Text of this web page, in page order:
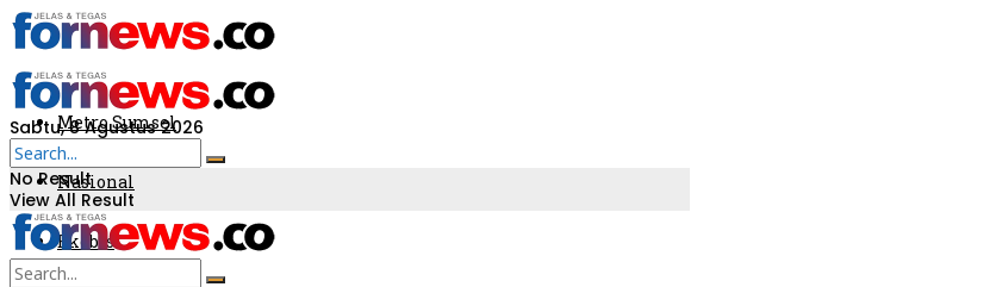
Metro Sumsel
Nasional
Ekobis
Sabtu, 8 Agustus 2026
No Result
View All Result